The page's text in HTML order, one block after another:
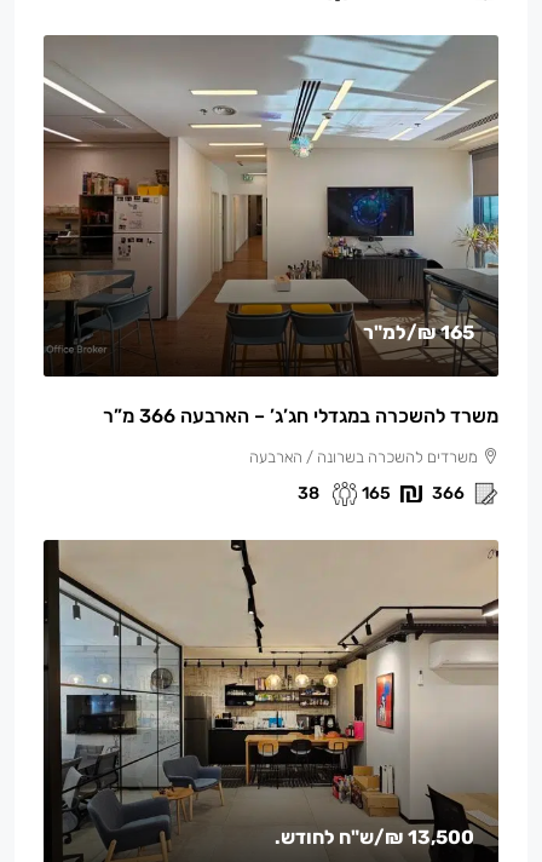
165 ₪ /למ"ר
משרד להשכרה במגדלי חג’ג’ – הארבעה 366 מ”ר
משרדים להשכרה בשרונה / הארבעה
366
165
38
13,500 ₪ /ש"ח לחודש.